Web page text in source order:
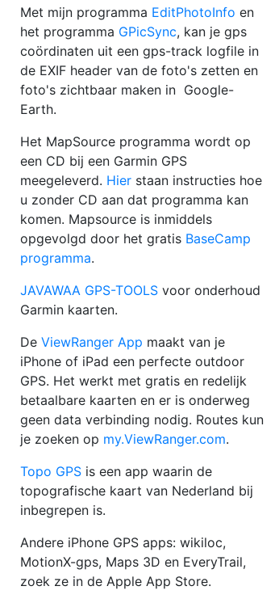
Met mijn programma EditPhotoInfo en
het programma GPicSync, kan je gps
coördinaten uit een gps-track logfile in
de EXIF header van de foto's zetten en
foto's zichtbaar maken in Google-
Earth.
Het MapSource programma wordt op
een CD bij een Garmin GPS
meegeleverd. Hier staan instructies hoe
u zonder CD aan dat programma kan
komen. Mapsource is inmiddels
opgevolgd door het gratis BaseCamp
programma.
JAVAWAA GPS-TOOLS voor onderhoud
Garmin kaarten.
De ViewRanger App maakt van je
iPhone of iPad een perfecte outdoor
GPS. Het werkt met gratis en redelijk
betaalbare kaarten en er is onderweg
geen data verbinding nodig. Routes kun
je zoeken op my.ViewRanger.com.
Topo GPS is een app waarin de
topografische kaart van Nederland bij
inbegrepen is.
Andere iPhone GPS apps: wikiloc,
MotionX-gps, Maps 3D en EveryTrail,
zoek ze in de Apple App Store.